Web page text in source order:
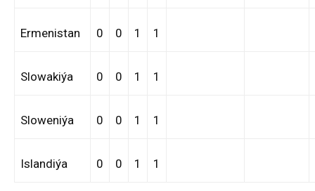
Ermenistan 0 0 1 1
Slowakiýa 0 0 1 1
Sloweniýa 0 0 1 1
Islandiýa 0 0 1 1